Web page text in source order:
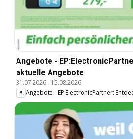
Angebote -
aktuelle Angebote
31.07.2026- 15.08.2026
Angebote - EP:ElectronicPartner: